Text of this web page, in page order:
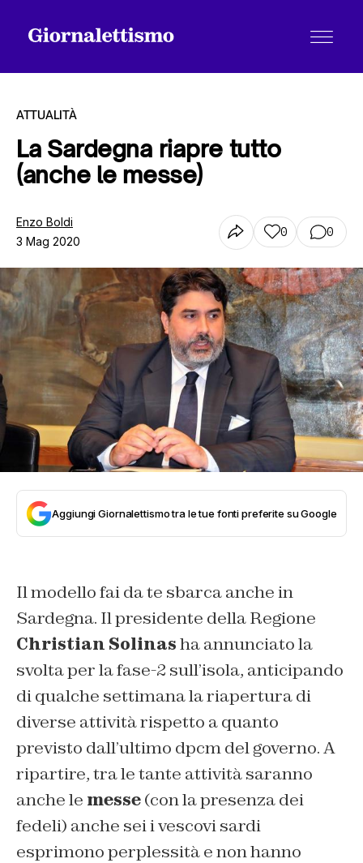
Tutti gli articoli
Chi siamo
Contatti
ATTUALITÀ
La Sardegna riapre tutto
(anche le messe)
Enzo Boldi
3 Mag 2020
0 0
Aggiungi Giornalettismo tra le tue fonti preferite su Google
Il modello fai da te sbarca anche in
Sardegna. Il presidente della Regione
Christian Solinasha annunciato la
svolta per la fase-2 sull’isola, anticipando
di qualche settimana la riapertura di
diverse attività rispetto a quanto
previsto dall’ultimo dpcm del governo. A
ripartire, tra le tante attività saranno
anche le messe(con la presenza dei
fedeli) anche sei i vescovi sardi
esprimono perplessità e non hanno